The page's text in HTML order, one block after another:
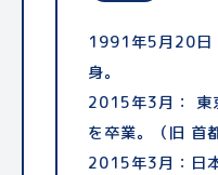
1991年5月20日
身。
2015年3月： 東
を卒業。（旧 首
2015年3月：日